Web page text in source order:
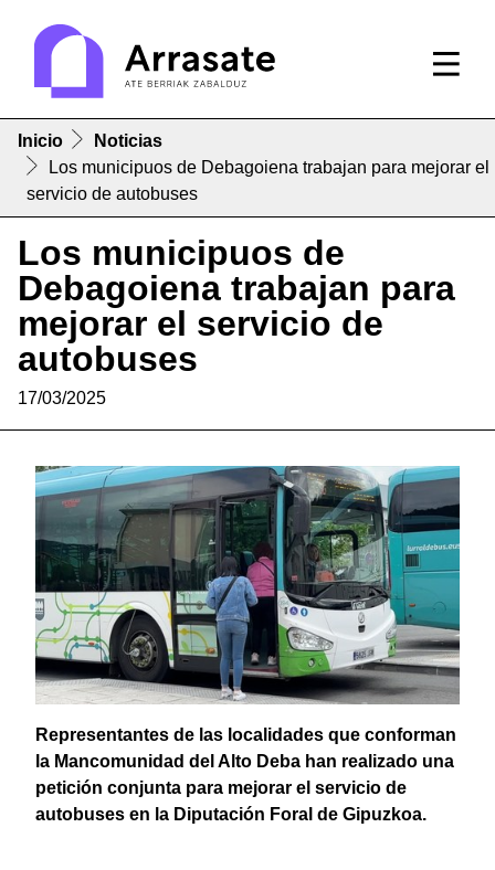
Inicio
Noticias
Los municipuos de Debagoiena trabajan para mejorar el
servicio de autobuses
Los municipuos de
Debagoiena trabajan para
mejorar el servicio de
autobuses
17/03/2025
Representantes de las localidades que conforman
la Mancomunidad del Alto Deba han realizado una
petición conjunta para mejorar el servicio de
autobuses en la Diputación Foral de Gipuzkoa.